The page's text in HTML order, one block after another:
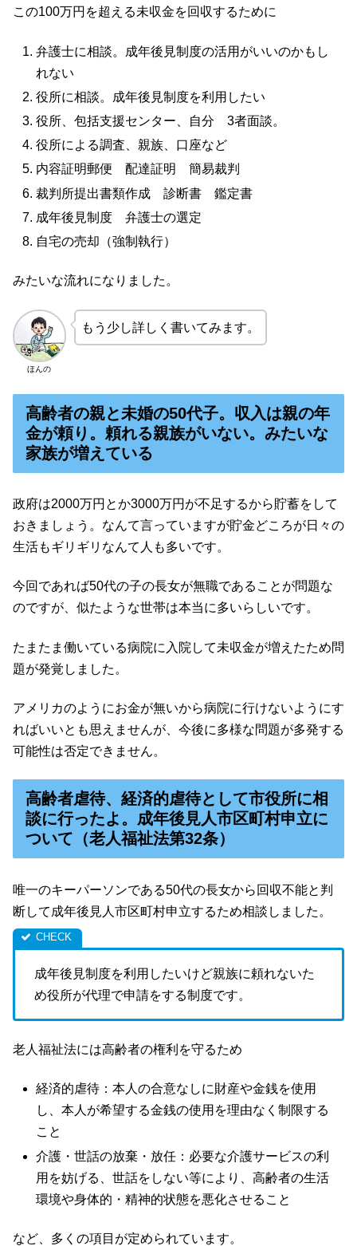
この100万円を超える未収金を回収するために
弁護士に相談。成年後見制度の活用がいいのかもし
れない
役所に相談。成年後見制度を利用したい
役所、包括支援センター、自分 3者面談。
役所による調査、親族、口座など
内容証明郵便 配達証明 簡易裁判
裁判所提出書類作成 診断書 鑑定書
成年後見制度 弁護士の選定
自宅の売却（強制執行）
みたいな流れになりました。
ほんの
もう少し詳しく書いてみます。
高齢者の親と未婚の50代子。収入は親の年
金が頼り。頼れる親族がいない。みたいな
家族が増えている
政府は2000万円とか3000万円が不足するから貯蓄をして
おきましょう。なんて言っていますが貯金どころが日々の
生活もギリギリなんて人も多いです。
今回であれば50代の子の長女が無職であることが問題な
のですが、似たような世帯は本当に多いらしいです。
たまたま働いている病院に入院して未収金が増えたため問
題が発覚しました。
アメリカのようにお金が無いから病院に行けないようにす
ればいいとも思えませんが、今後に多様な問題が多発する
可能性は否定できません。
高齢者虐待、経済的虐待として市役所に相
談に行ったよ。成年後見人市区町村申立に
ついて（老人福祉法第32条）
唯一のキーパーソンである50代の長女から回収不能と判
断して成年後見人市区町村申立するため相談しました。
成年後見制度を利用したいけど親族に頼れないた
め役所が代理で申請をする制度です。
老人福祉法には高齢者の権利を守るため
経済的虐待：本人の合意なしに財産や金銭を使用
し、本人が希望する金銭の使用を理由なく制限する
こと
介護・世話の放棄・放任：必要な介護サービスの利
用を妨げる、世話をしない等により、高齢者の生活
環境や身体的・精神的状態を悪化させること
など、多くの項目が定められています。